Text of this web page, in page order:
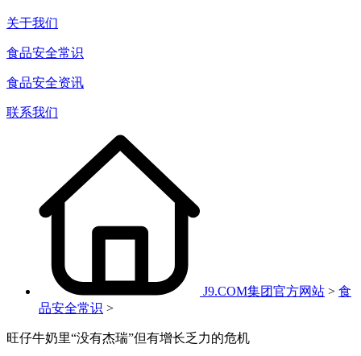
关于我们
食品安全常识
食品安全资讯
联系我们
J9.COM集团官方网站 > 食
品安全常识 >
旺仔牛奶里“没有杰瑞”但有增长乏力的危机